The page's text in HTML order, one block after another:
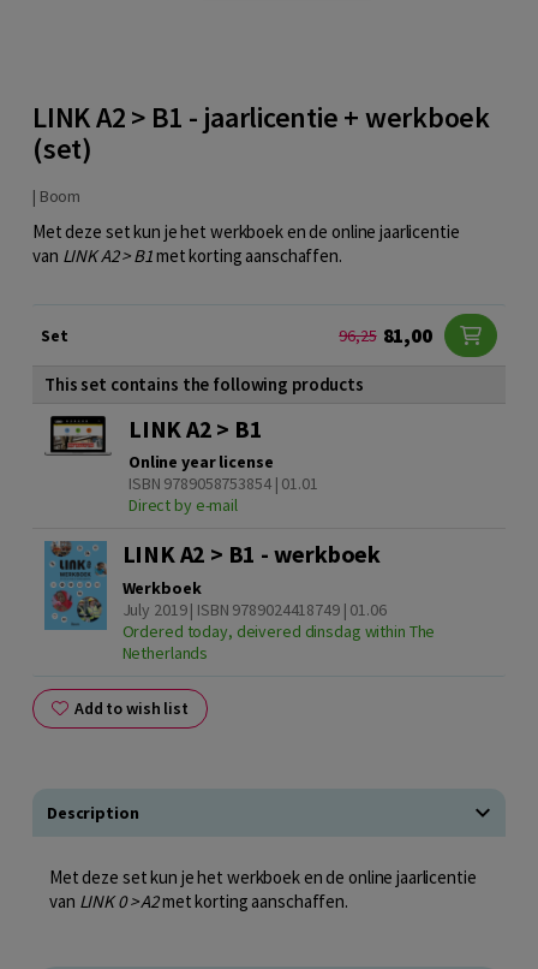
LINK A2 > B1 - jaarlicentie + werkboek
(set)
| Boom
Met deze set kun je het werkboek en de online jaarlicentie
van LINK A2 > B1met korting aanschaffen.
Set 96,25 81,00
This set contains the following products
LINK A2 > B1
Online year license
ISBN 9789058753854 | 01.01
Direct by e-mail
LINK A2 > B1 - werkboek
Werkboek
July 2019 | ISBN 9789024418749 | 01.06
Ordered today, deivered dinsdag within The
Netherlands
Add to wish list
Description
Met deze set kun je het werkboek en de online jaarlicentie
van LINK 0 > A2met korting aanschaffen.